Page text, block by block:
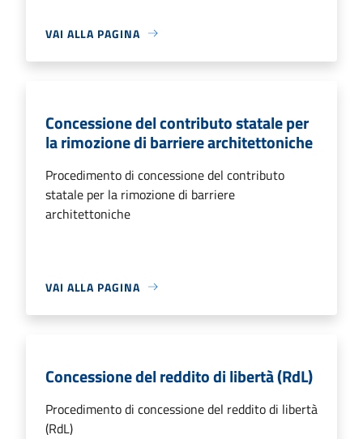
VAI ALLA PAGINA
Concessione del contributo statale per
la rimozione di barriere architettoniche
Procedimento di concessione del contributo
statale per la rimozione di barriere
architettoniche
VAI ALLA PAGINA
Concessione del reddito di libertà (RdL)
Procedimento di concessione del reddito di libertà
(RdL)